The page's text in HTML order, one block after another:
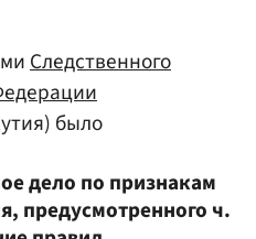
Следственного
было
дело по признакам
предусмотренного ч.